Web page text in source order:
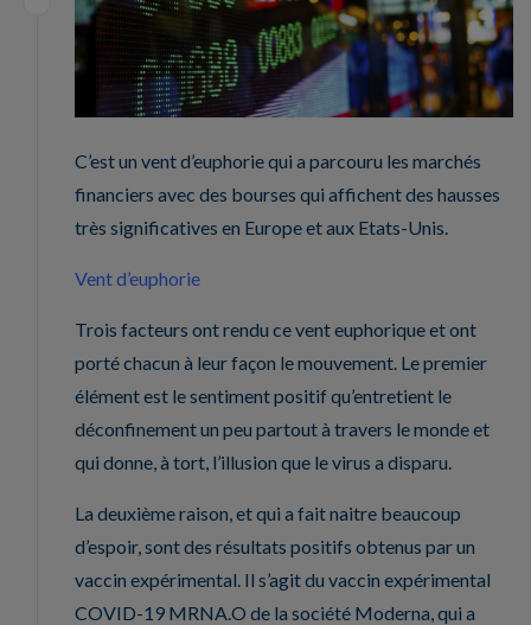
C’est un vent d’euphorie qui a parcouru les marchés
financiers avec des bourses qui affichent des hausses
très significatives en Europe et aux Etats-Unis.
Vent d’euphorie
Trois facteurs ont rendu ce vent euphorique et ont
porté chacun à leur façon le mouvement. Le premier
élément est le sentiment positif qu’entretient le
déconfinement un peu partout à travers le monde et
qui donne, à tort, l’illusion que le virus a disparu.
La deuxième raison, et qui a fait naitre beaucoup
d’espoir, sont des résultats positifs obtenus par un
vaccin expérimental. Il s’agit du vaccin expérimental
COVID-19 MRNA.O de la société Moderna, qui a